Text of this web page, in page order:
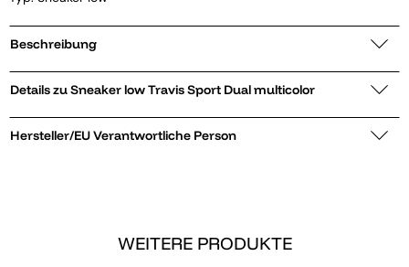
Beschreibung
Details zu Sneaker low Travis Sport Dual multicolor
Hersteller/EU Verantwortliche Person
WEITERE PRODUKTE